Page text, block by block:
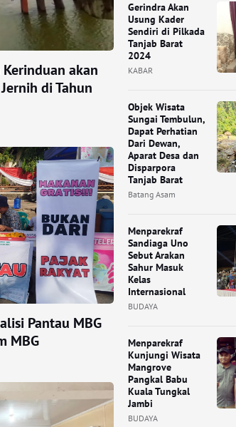
akan
di Tahun
Pantau MBG
MBG
Gerindra Akan
Usung Kader
Sendiri di Pilkada
Tanjab Barat
2024
KABAR
Objek Wisata
Sungai Tembulun,
Dapat Perhatian
Dari Dewan,
Aparat Desa dan
Disparpora
Tanjab Barat
Batang Asam
Menparekraf
Sandiaga Uno
Sebut Arakan
Sahur Masuk
Kelas
Internasional
BUDAYA
Menparekraf
Kunjungi Wisata
Mangrove
Pangkal Babu
Kuala Tungkal
Jambi
BUDAYA